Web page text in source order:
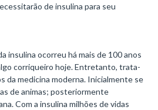
de insulina para seu
insulina ocorreu há mais de 100 anos
corriqueiro hoje. Entretanto, trata-
da medicina moderna. Inicialmente se
de animas; posteriormente
Com a insulina milhões de vidas